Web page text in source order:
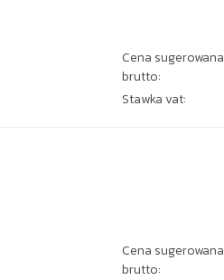
Cena sugerowana
brutto:
Stawka vat:
Cena sugerowana
brutto: